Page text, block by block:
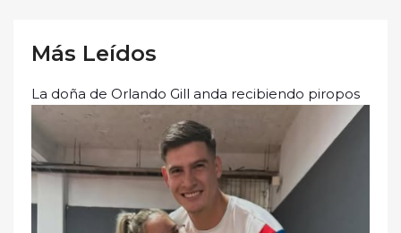
Más Leídos
La doña de Orlando Gill anda recibiendo piropos